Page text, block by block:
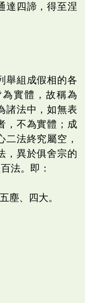
達四諦，得至涅
舉組成假相的各
實體，故稱為
諸法中，如無表
，不為實體；成
二法終究屬空，
，異於俱舍宗的
法。即：
塵、四大。